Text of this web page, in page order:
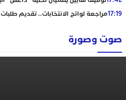
17:19مراجعة لوائح الانتخابات.. تقديم
صوت وصورة